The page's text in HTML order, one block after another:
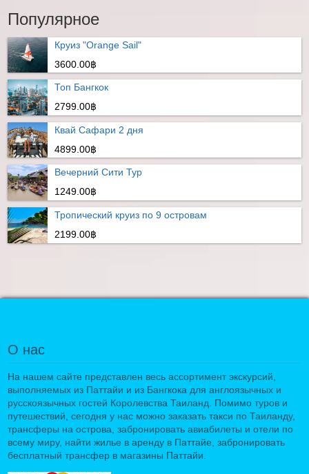
Популярное
Круиз "Orange Sail"
3600.00฿
Топ Бангкок
2799.00฿
Квай Сафари 2 дня
4899.00฿
Вечерний Сити Тур
1249.00฿
Тропический круиз по 9 островам
2199.00฿
О нас
На нашем сайте представлен весь ассортимент экскурсий,
выполняемых из Паттайи и из Бангкока для англоязычных и
русскоязычных гостей Королевства Таиланд. Помимо туров и
путешествий, сегодня у нас можно заказать такси по Таиланду,
трансферы на острова, забронировать авиабилеты и отели по
всему миру, найти жилье в аренду в Паттайе, забронировать
бесплатный трансфер в магазины Паттайи.